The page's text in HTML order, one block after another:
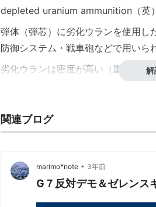
depleted uranium ammunition（英）
弾体（弾芯）に劣化ウランを使用し
防御システム・戦車砲などで用いら
劣化ウランは密度が高い（重い）物
れている。
劣化ウランを使用することで、炸薬
となる*1。現在のところ、米軍を中
（CIWS）や、対戦車用の戦車砲弾
定以上の口径を持つ火器で使用可能
核廃棄物を再利用するため、同様
解
関連ブログ
marimo*note • 3年前
G７反対デモ＆ゼレンス